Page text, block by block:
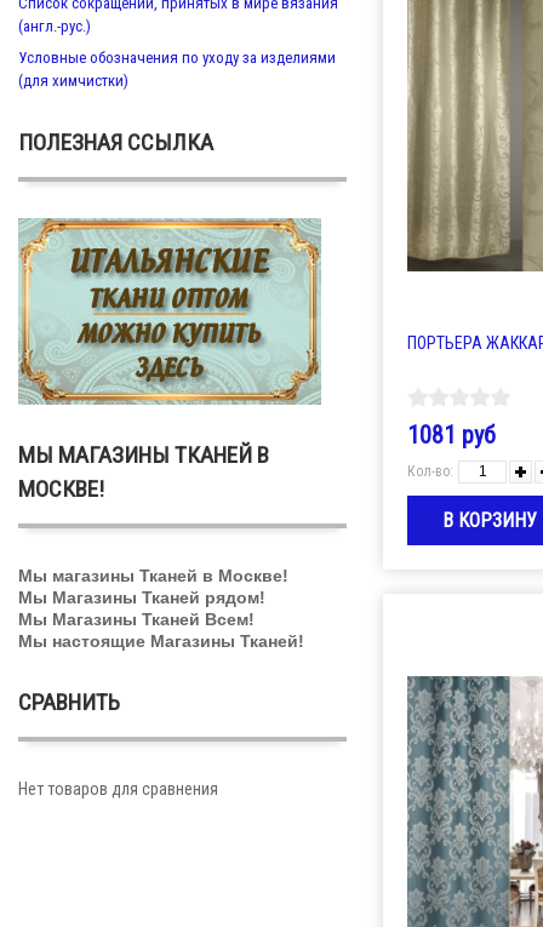
(англ.-рус.)
Условные обозначения по уходу за изделиями
(для химчистки)
ПОЛЕЗНАЯ ССЫЛКА
МЫ МАГАЗИНЫ ТКАНЕЙ В
МОСКВЕ!
Мы магазины Тканей в Москве!
Мы Магазины Тканей рядом!
Мы Магазины Тканей Всем!
Мы настоящие Магазины Тканей!
СРАВНИТЬ
Нет товаров для сравнения
ПОРТЬЕРА
1081 руб
Кол-во: